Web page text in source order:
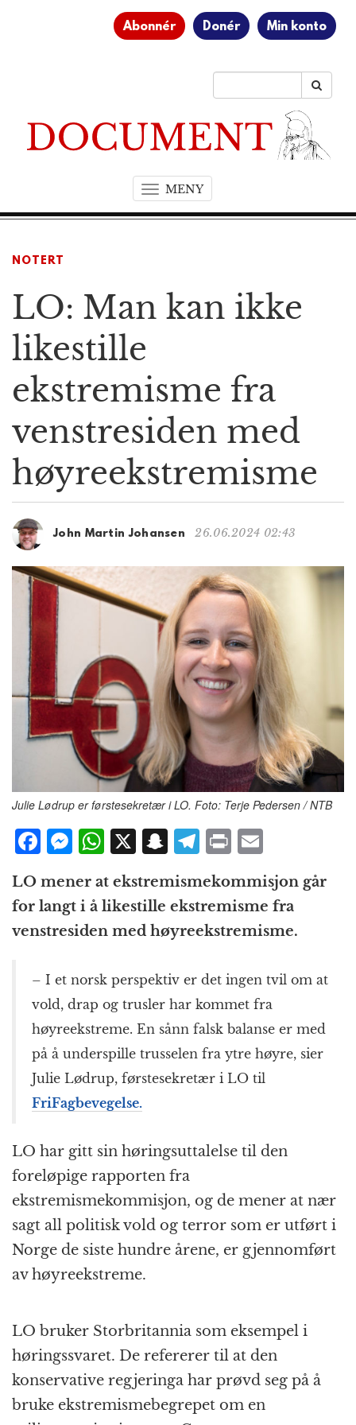
Abonnér Donér Min konto
MENYT
o
a
a
t
o
NOTERT
LO: Man kan ikke
likestille
ekstremisme fra
venstresiden med
høyreekstremisme
John Martin Johansen 26.06.2024 02:43
Julie Lødrup er førstesekretær i LO. Foto: Terje Pedersen / NTB
F
c
e
b
o
o
k
M
ss
e
n
e
r
W
h
at
s
A
p
X S
n
a
p
c
h
at
T
el
e
g
r
a
m
P
n
t
m
ai
l
LO mener at ekstremismekommisjon går
for langt i å likestille ekstremisme fra
venstresiden med høyreekstremisme.
– I et norsk perspektiv er det ingen tvil om at
vold, drap og trusler har kommet fra
høyreekstreme. En sånn falsk balanse er med
på å underspille trusselen fra ytre høyre, sier
Julie Lødrup, førstesekretær i LO til
FriFagbevegelse.
LO har gitt sin høringsuttalelse til den
foreløpige rapporten fra
ekstremismekommisjon, og de mener at nær
sagt all politisk vold og terror som er utført i
Norge de siste hundre årene, er gjennomført
av høyreekstreme.
LO bruker Storbritannia som eksempel i
høringssvaret. De refererer til at den
konservative regjeringa har prøvd seg på å
bruke ekstremismebegrepet om en